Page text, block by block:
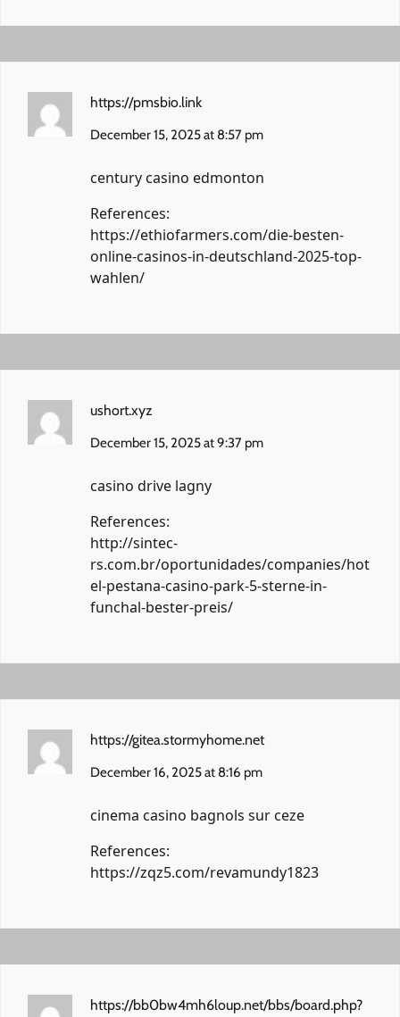
https://pmsbio.link
December 15, 2025 at 8:57 pm
century casino edmonton
References:
https://ethiofarmers.com/die-besten-
online-casinos-in-deutschland-2025-top-
wahlen/
ushort.xyz
December 15, 2025 at 9:37 pm
casino drive lagny
References:
http://sintec-
rs.com.br/oportunidades/companies/hot
el-pestana-casino-park-5-sterne-in-
funchal-bester-preis/
https://gitea.stormyhome.net
December 16, 2025 at 8:16 pm
cinema casino bagnols sur ceze
References:
https://zqz5.com/revamundy1823
https://bb0bw4mh6loup.net/bbs/board.php?